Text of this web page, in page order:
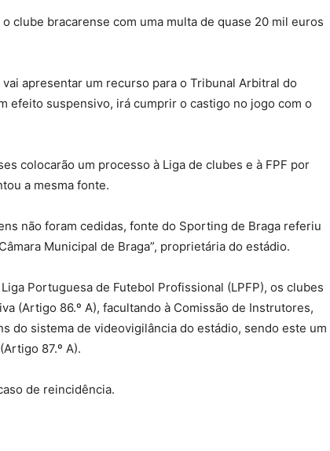
clube bracarense com uma multa de quase 20 mil euros
apresentar um recurso para o Tribunal Arbitral do
efeito suspensivo, irá cumprir o castigo no jogo com o
colocarão um processo à Liga de clubes e à FPF por
a mesma fonte.
não foram cedidas, fonte do Sporting de Braga referiu
Municipal de Braga”, proprietária do estádio.
Portuguesa de Futebol Profissional (LPFP), os clubes
(Artigo 86.º A), facultando à Comissão de Instrutores,
do sistema de videovigilância do estádio, sendo este um
87.º A).
de reincidência.